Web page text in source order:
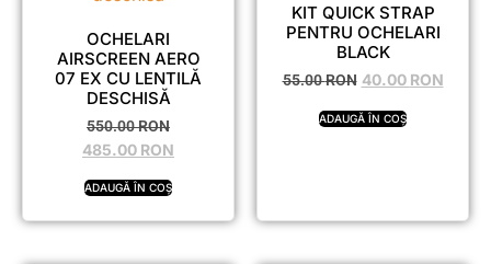
OCHELARI
AIRSCREEN AERO
07 EX CU LENTILĂ
DESCHISĂ
550.00RON
485.00 RON
ADAUGĂ ÎN COȘ
KIT QUICK STRAP
PENTRU OCHELARI
BLACK
55.00RON 40.00 RON
ADAUGĂ ÎN COȘ